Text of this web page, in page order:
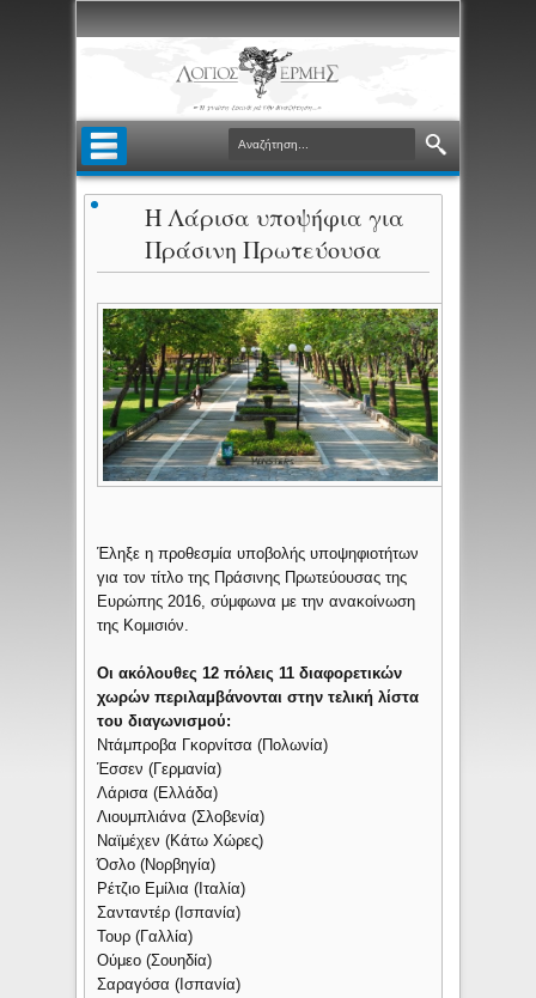
Η Λάρισα υποψήφια για
Πράσινη Πρωτεύουσα
Έληξε η προθεσμία υποβολής υποψηφιοτήτων
για τον τίτλο της Πράσινης Πρωτεύουσας της
Ευρώπης 2016, σύμφωνα με την ανακοίνωση
της Κομισιόν.
Οι ακόλουθες 12 πόλεις 11 διαφορετικών
χωρών περιλαμβάνονται στην τελική λίστα
του διαγωνισμού:
Ντάμπροβα Γκορνίτσα (Πολωνία)
Έσσεν (Γερμανία)
Λάρισα (Ελλάδα)
Λιουμπλιάνα (Σλοβενία)
Ναϊμέχεν (Κάτω Χώρες)
Όσλο (Νορβηγία)
Ρέτζιο Εμίλια (Ιταλία)
Σανταντέρ (Ισπανία)
Τουρ (Γαλλία)
Ούμεο (Σουηδία)
Σαραγόσα (Ισπανία)